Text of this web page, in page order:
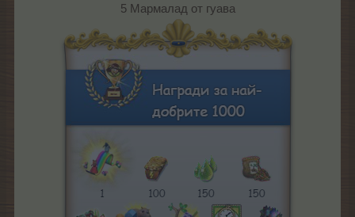
5 Мармалад от гуава